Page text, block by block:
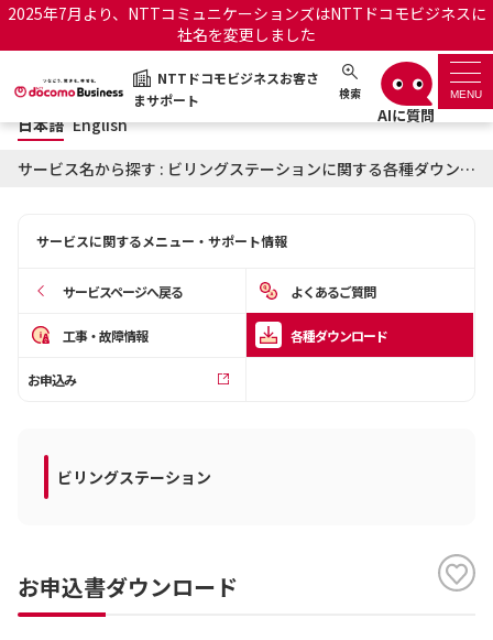
2025年7月より、NTTコミュニケーションズはNTTドコモビジネスに
社名を変更しました
NTTドコモビジネスお客さ
まサポート
検索 MENU
NTTドコモビジネスお客さまサポート 日本語 English
サポートトップ
お知らせ サポートサイトの使い方
OCNのお客さまはこちら
日本語 English
サービス名から探す : ビリングステーションに関する各種ダウンロード
サービスに関するメニュー・サポート情報
サービスページへ戻る よくあるご質問
工事・故障情報 各種ダウンロード
お申込み
ビリングステーション
お申込書ダウンロード